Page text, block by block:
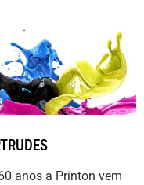
anos a Printon vem